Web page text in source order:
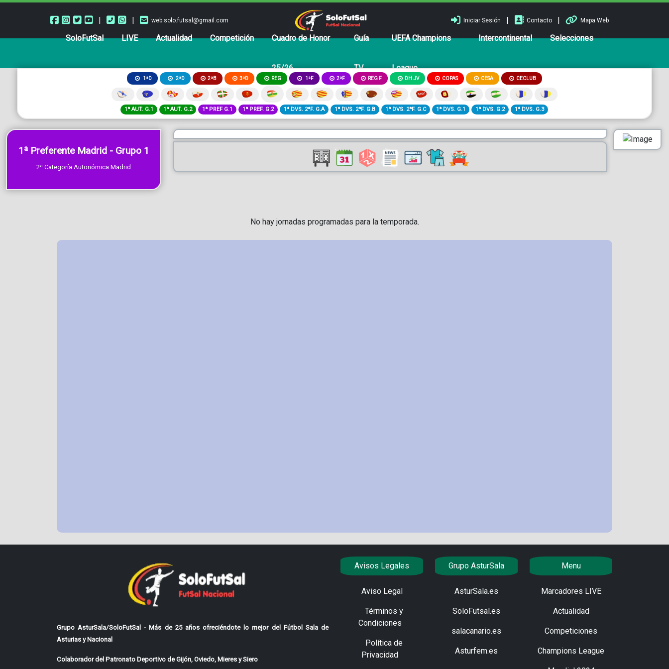
| | web.solo.futsal@gmail.com Iniciar Sesión | Contacto | Mapa Web
SoloFutSal LIVE Actualidad Competición Cuadro de Honor
25/26
Guía
TV
UEFA Champions
League
Intercontinental Selecciones
1ªD 2ªD 2ªB 3ªD REG 1ªF 2ªF REG F DH JV COPAS CESA CECLUB
1ª AUT. G.1 1ª AUT. G.2 1ª PREF G.1 1ª PREF. G.2 1ª DVS. 2ªF. G.A 1ª DVS. 2ªF. G.B 1ª DVS. 2ªF. G.C 1ª DVS. G.1 1ª DVS. G.2 1ª DVS. G.3
1ª Preferente Madrid - Grupo 1
2ª Categoría Autonómica Madrid
No hay jornadas programadas para la temporada.
Grupo AsturSala/SoloFutSal - Más de 25 años ofreciéndote lo mejor del Fútbol Sala de
Asturias y Nacional
Colaborador del Patronato Deportivo de Gijón, Oviedo, Mieres y Siero
Avisos Legales
Aviso Legal
Términos y
Condiciones
Política de
Privacidad
Grupo AsturSala
AsturSala.es
SoloFutsal.es
salacanario.es
Asturfem.es
Menu
Marcadores LIVE
Actualidad
Competiciones
Champions League